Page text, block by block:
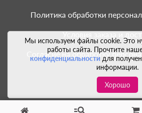
Мы используем файлы cookie. Это
работы сайта. Прочтите
конфиденциальностидля
информации.
Хорошо
Политика обработки
Условия заказа и
Согласие на обработку